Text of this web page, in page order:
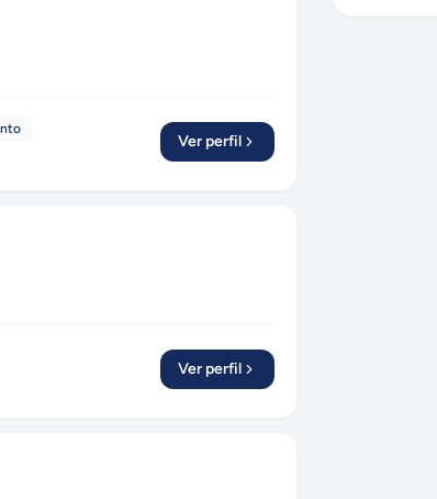
Ver perfil
Ver perfil